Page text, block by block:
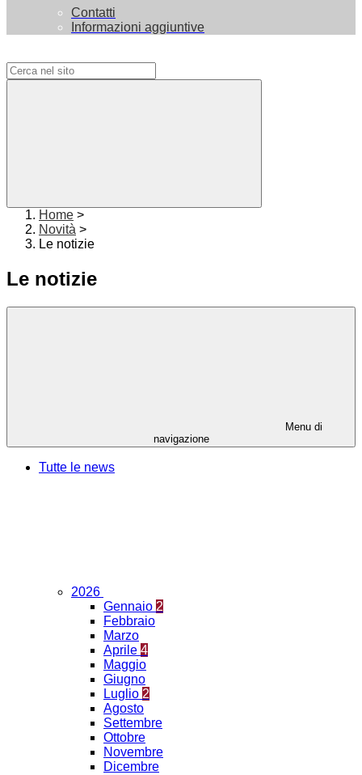
Contatti
Informazioni aggiuntive
Home >
Novità >
Le notizie
Le notizie
Menu di
navigazione
Tutte le news
2026
Gennaio 2
Febbraio
Marzo
Aprile 4
Maggio
Giugno
Luglio 2
Agosto
Settembre
Ottobre
Novembre
Dicembre